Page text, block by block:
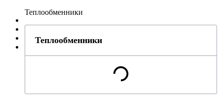
Теплообменники
Теплообменники